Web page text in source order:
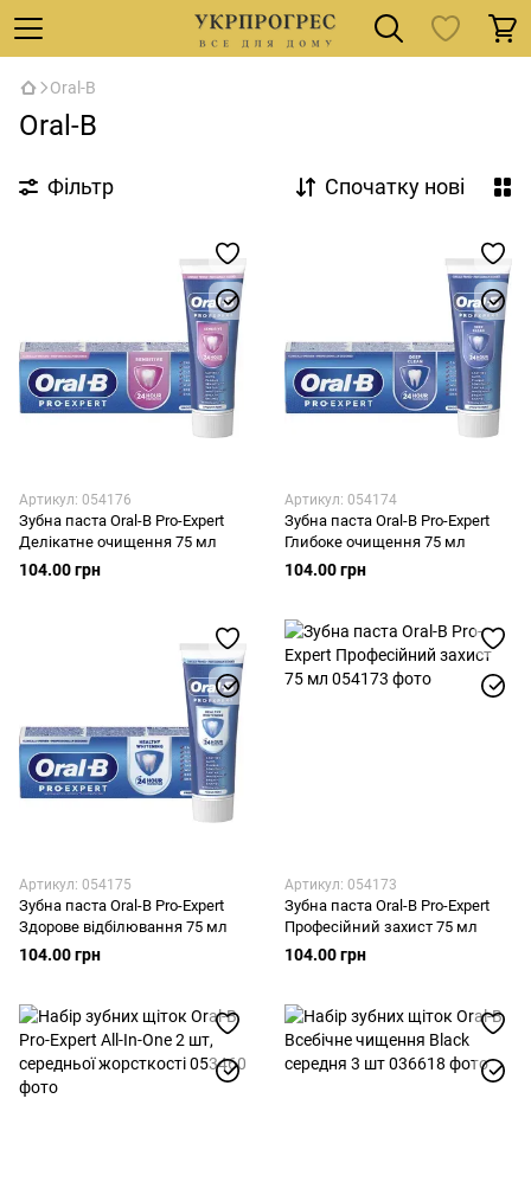
Oral-B
Oral-B
Фільтр Спочатку нові
Артикул: 054176
Зубна паста Oral-B Pro-Expert
Делікатне очищення 75 мл
104.00 грн
Артикул: 054174
Зубна паста Oral-B Pro-Expert
Глибоке очищення 75 мл
104.00 грн
Артикул: 054175
Зубна паста Oral-B Pro-Expert
Здорове відбілювання 75 мл
104.00 грн
Артикул: 054173
Зубна паста Oral-B Pro-Expert
Професійний захист 75 мл
104.00 грн